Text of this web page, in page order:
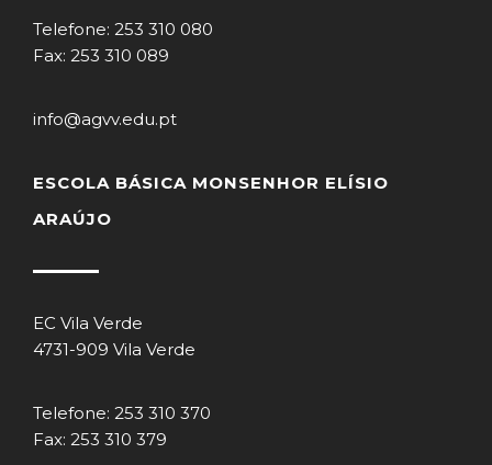
Telefone: 253 310 080
Fax: 253 310 089
info@agvv.edu.pt
ESCOLA BÁSICA MONSENHOR ELÍSIO
ARAÚJO
EC Vila Verde
4731-909 Vila Verde
Telefone: 253 310 370
Fax: 253 310 379